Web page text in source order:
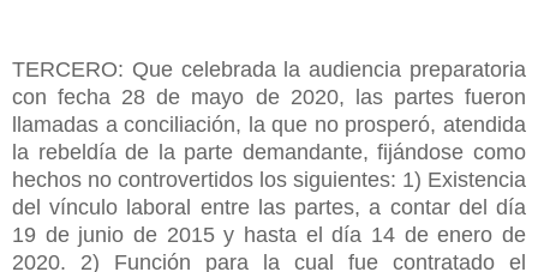
TERCERO: Que celebrada la audiencia preparatoria
con fecha 28 de mayo de 2020, las partes fueron
llamadas a conciliación, la que no prosperó, atendida
la rebeldía de la parte demandante, fijándose como
hechos no controvertidos los siguientes: 1) Existencia
del vínculo laboral entre las partes, a contar del día
19 de junio de 2015 y hasta el día 14 de enero de
2020. 2) Función para la cual fue contratado el